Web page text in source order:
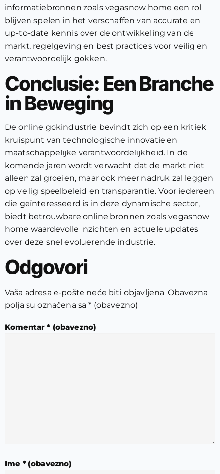
informatiebronnen zoals vegasnow home een rol
blijven spelen in het verschaffen van accurate en
up-to-date kennis over de ontwikkeling van de
markt, regelgeving en best practices voor veilig en
verantwoordelijk gokken.
Conclusie: Een Branche
in Beweging
De online gokindustrie bevindt zich op een kritiek
kruispunt van technologische innovatie en
maatschappelijke verantwoordelijkheid. In de
komende jaren wordt verwacht dat de markt niet
alleen zal groeien, maar ook meer nadruk zal leggen
op veilig speelbeleid en transparantie. Voor iedereen
die geïnteresseerd is in deze dynamische sector,
biedt betrouwbare online bronnen zoals vegasnow
home waardevolle inzichten en actuele updates
over deze snel evoluerende industrie.
Odgovori
Vaša adresa e-pošte neće biti objavljena. Obavezna
polja su označena sa* (obavezno)
Komentar* (obavezno)
Ime * (obavezno)